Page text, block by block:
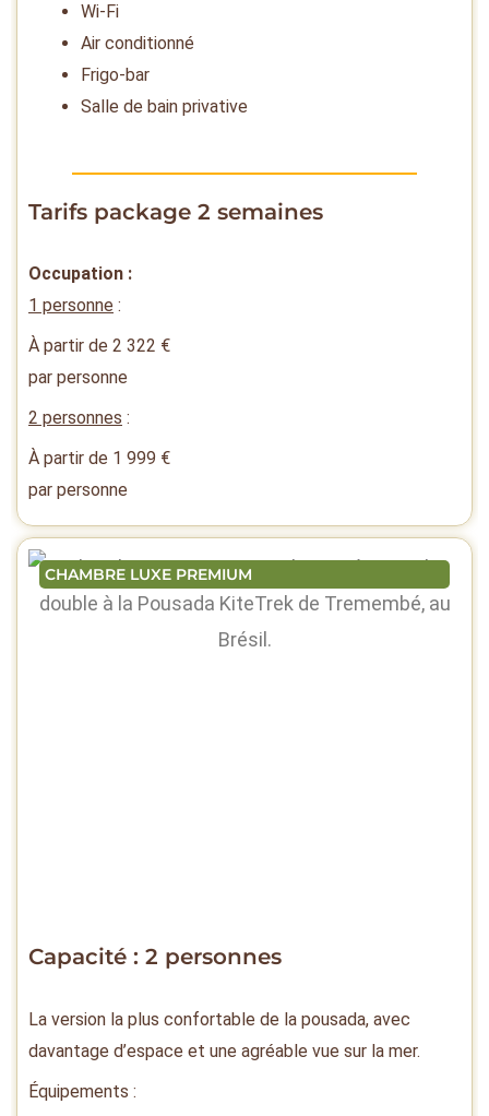
Wi-Fi
Air conditionné
Frigo-bar
Salle de bain privative
Tarifs package 2 semaines
Occupation :
1 personne :
À partir de 2 322 €
par personne
2 personnes :
À partir de 1 999 €
par personne
CHAMBRE LUXE PREMIUM
Capacité : 2 personnes
La version la plus confortable de la pousada, avec
davantage d’espace et une agréable vue sur la mer.
Équipements :